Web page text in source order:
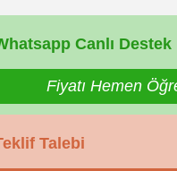
Canlı Destek
Fiyatı Hemen
Talebi